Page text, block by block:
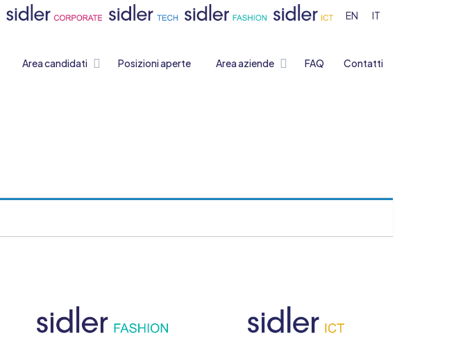
EN IT
Area candidati Posizioni aperte Area aziende FAQ Contatti